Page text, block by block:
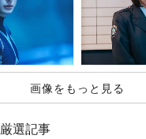
画像をもっと見る
選記事